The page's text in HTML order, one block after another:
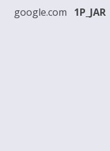
google.com 1P_JAR